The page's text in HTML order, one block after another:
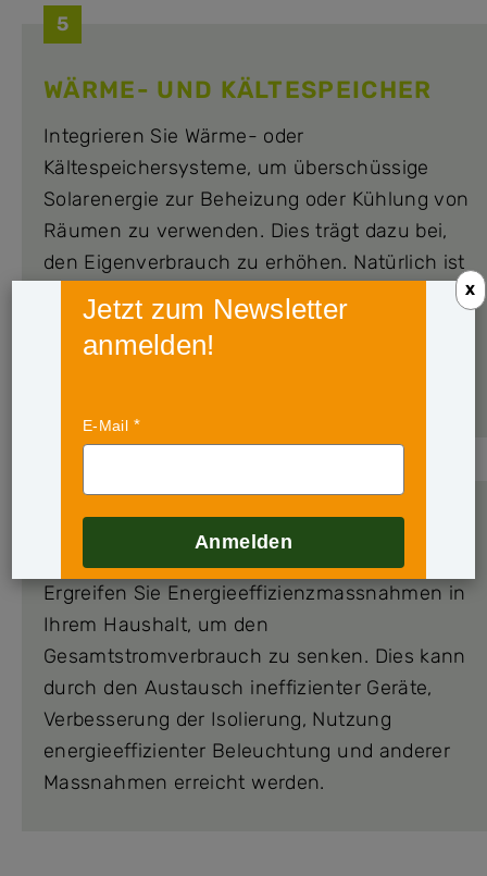
X
Jetzt zum Newsletter
anmelden!
E-Mail
Anmelden
5
WÄRME- UND KÄLTESPEICHER
Integrieren Sie Wärme- oder
Kältespeichersysteme, um überschüssige
Solarenergie zur Beheizung oder Kühlung von
Räumen zu verwenden. Dies trägt dazu bei,
den Eigenverbrauch zu erhöhen. Natürlich ist
die erste Wahl hierbei eine Wärmepumpe.
Sollten Sie noch keine besitzen, gelangen Sie
zu unseren Lösungen im
ENERGIEEFFIZIENZMASSNAHMEN
Ergreifen Sie Energieeffizienzmassnahmen in
Ihrem Haushalt, um den
Gesamtstromverbrauch zu senken. Dies kann
durch den Austausch ineffizienter Geräte,
Verbesserung der Isolierung, Nutzung
energieeffizienter Beleuchtung und anderer
Massnahmen erreicht werden.